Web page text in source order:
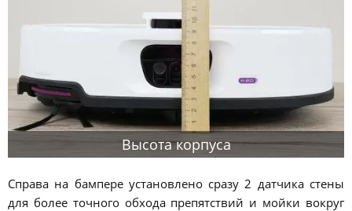
Высота корпуса
Справа на бампере установлено сразу 2 датчика стены
для более точного обхода препятствий и мойки вокруг